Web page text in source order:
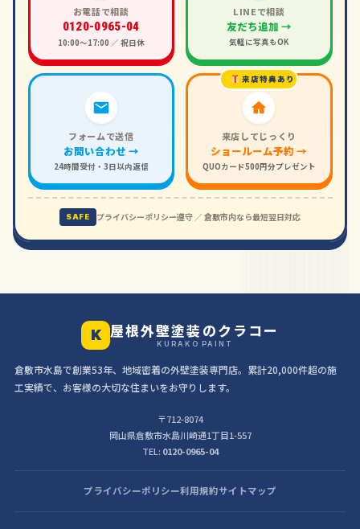
お電話で相談
0120-0965-04
10:00〜17:00 ／ 祝日休
LINEで相談
友だち追加 →
気軽に写真もOK
フォームで送信
お問い合わせ →
24時間受付・3日以内返信
来店特典あり
来店してじっくり
ショールーム予約 →
QUOカード500円分プレゼント
SAFE プライバシーポリシー遵守 ／ 倉敷市内なら最短翌日対応
K 屋根外壁塗装のクラコー
KURAKO PAINT
倉敷市水島で創業53年、地域密着の外壁塗装専門店。累計20,000件超の施
工実績で、お客様の大切な住まいをお守りします。
〒712-8074
岡山県倉敷市水島川崎通1丁目1-557
TEL: 0120-0965-04
プライバシーポリシー利用規約サイトマップ